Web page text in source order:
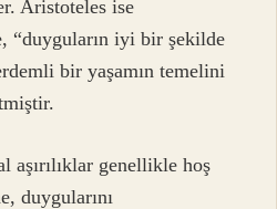
Aristoteles ise
“duyguların iyi bir şekilde
bir yaşamın temelini
aşırılıklar genellikle hoş
duygularını